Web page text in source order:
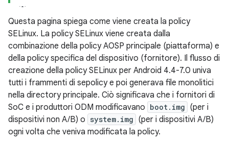
Questa pagina spiega come viene creata la policy
SELinux. La policy SELinux viene creata dalla
combinazione della policy AOSP principale (piattaforma) e
della policy specifica del dispositivo (fornitore). Il flusso di
creazione della policy SELinux per Android 4.4-7.0 univa
tutti i frammenti di sepolicy e poi generava file monolitici
nella directory principale. Ciò significava che i fornitori di
SoC e i produttori ODM modificavano boot.img (per i
dispositivi non A/B) o system.img (per i dispositivi A/B)
ogni volta che veniva modificata la policy.